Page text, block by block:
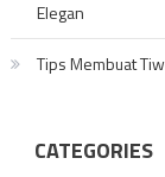
Elegan
Tips Membuat
CATEGORIES